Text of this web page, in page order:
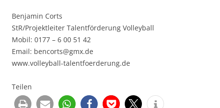
Benjamin Corts
StR/Projektleiter Talentförderung Volleyball
Mobil: 0177 – 6 00 51 42
Email: bencorts@gmx.de
www.volleyball-talentfoerderung.de
Teilen